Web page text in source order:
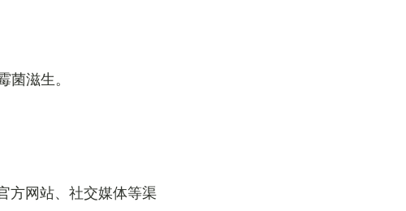
滋生。
方网站、社交媒体等渠